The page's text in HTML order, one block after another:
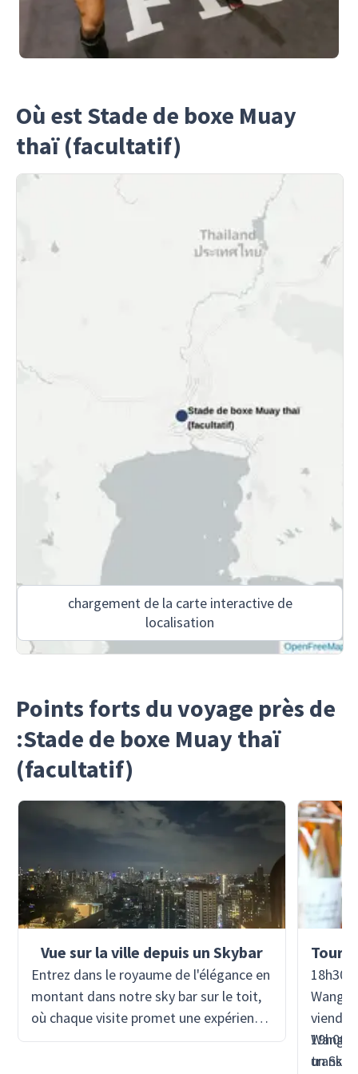
Où est Stade de boxe Muay
thaï (facultatif)
chargement de la carte interactive de
localisation
Points forts du voyage près de
:Stade de boxe Muay thaï
(facultatif)
Vue sur la ville depuis un Skybar
Entrez dans le royaume de l'élégance en
montant dans notre sky bar sur le toit,
où chaque visite promet une expérience
inoubliable. Perché au-dessus du
18h30
19h00
un Sky